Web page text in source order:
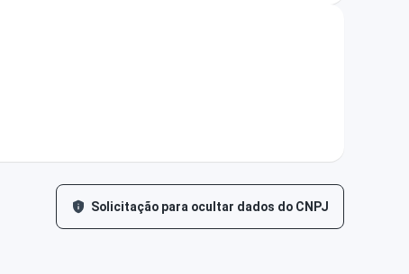
Solicitação para ocultar dados do CNPJ